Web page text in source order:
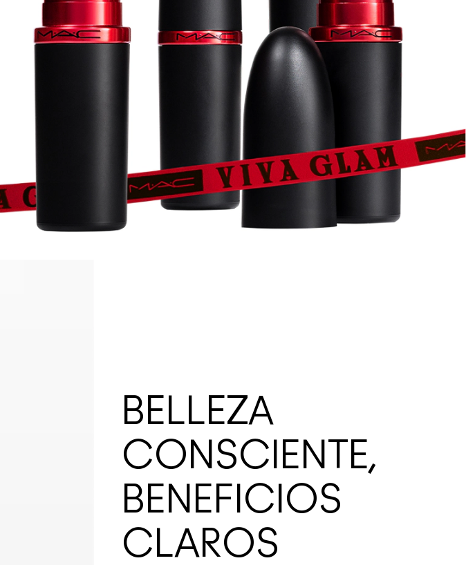
BELLEZA
CONSCIENTE,
BENEFICIOS
CLAROS